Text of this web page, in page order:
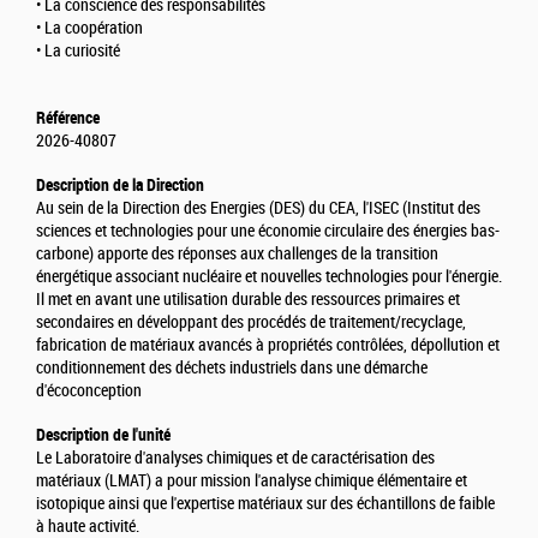
• La conscience des responsabilités
• La coopération
• La curiosité
Référence
2026-40807
Description de la Direction
Au sein de la Direction des Energies (DES) du CEA, l'ISEC (Institut des
sciences et technologies pour une économie circulaire des énergies bas-
carbone) apporte des réponses aux challenges de la transition
énergétique associant nucléaire et nouvelles technologies pour l'énergie.
Il met en avant une utilisation durable des ressources primaires et
secondaires en développant des procédés de traitement/recyclage,
fabrication de matériaux avancés à propriétés contrôlées, dépollution et
conditionnement des déchets industriels dans une démarche
d'écoconception
Description de l'unité
Le Laboratoire d'analyses chimiques et de caractérisation des
matériaux (LMAT) a pour mission l'analyse chimique élémentaire et
isotopique ainsi que l'expertise matériaux sur des échantillons de faible
à haute activité.